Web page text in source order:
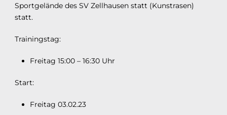
Sportgelände des SV Zellhausen statt (Kunstrasen)
statt.
Trainingstag:
Freitag 15:00 – 16:30 Uhr
Start:
Freitag 03.02.23